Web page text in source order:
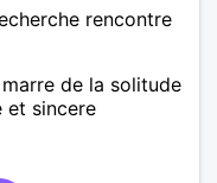
rencontre
de la solitude
et sincere